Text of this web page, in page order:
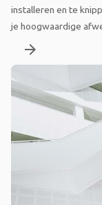
installeren en te
je hoogwaardige
arrow_forward